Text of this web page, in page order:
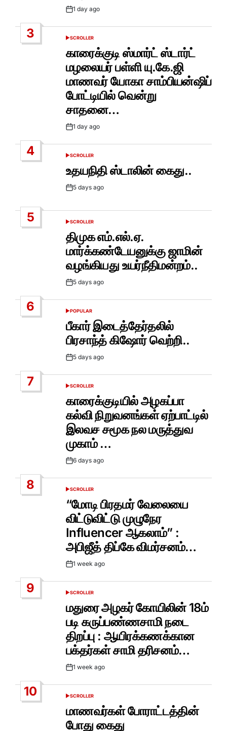
Post1 day ago
3
POSTED
SCROLLER
காரைக்குடி ஸ்மார்ட் ஸ்டார்ட்
மழலையர் பள்ளி யு.கே.ஜி
மாணவர் யோகா சாம்பியன்ஷிப்
போட்டியில் வென்று
சாதனை…
Post1 day ago
4
POSTED
SCROLLER
உதயநிதி ஸ்டாலின் கைது..
Post5 days ago
5
POSTED
SCROLLER
திமுக எம்.எல்.ஏ.
மார்க்கண்டேயனுக்கு ஜாமின்
வழங்கியது உயர்நீதிமன்றம்..
Post5 days ago
6
POSTED
POPULAR
பீகார் இடைத்தேர்தலில்
பிரசாந்த் கிஷோர் வெற்றி..
Post5 days ago
7
POSTED
SCROLLER
காரைக்குடியில் அழகப்பா
கல்வி நிறுவனங்கள் ஏற்பாட்டில்
இலவச சமூக நல மருத்துவ
முகாம் …
Post6 days ago
8
POSTED
SCROLLER
“மோடி பிரதமர் வேலையை
விட்டுவிட்டு முழுநேர
Influencer ஆகலாம்” :
அபிஜீத் திப்கே விமர்சனம்…
Post1 week ago
9
POSTED
SCROLLER
மதுரை அழகர் கோயிலின் 18ம்
படி கருப்பண்ணசாமி நடை
திறப்பு : ஆயிரக்கணக்கான
பக்தர்கள் சாமி தரிசனம்…
Post1 week ago
10
POSTED
SCROLLER
மாணவர்கள் போராட்டத்தின்
போது கைது